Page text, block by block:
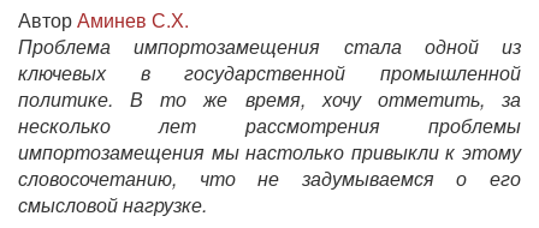
АвторАминев С.Х.
Проблема импортозамещения стала одной из
ключевых в государственной промышленной
политике. В то же время, хочу отметить, за
несколько лет рассмотрения проблемы
импортозамещения мы настолько привыкли к этому
словосочетанию, что не задумываемся о его
смысловой нагрузке.